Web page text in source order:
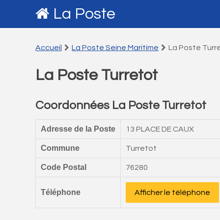
La Poste
Accueil La Poste Seine Maritime La Poste
La Poste Turretot
Coordonnées La Poste Turretot
Adresse de la Poste 13 PLACE DE CAUX
Commune Turretot
Code Postal 76280
Téléphone Afficher le téléphone